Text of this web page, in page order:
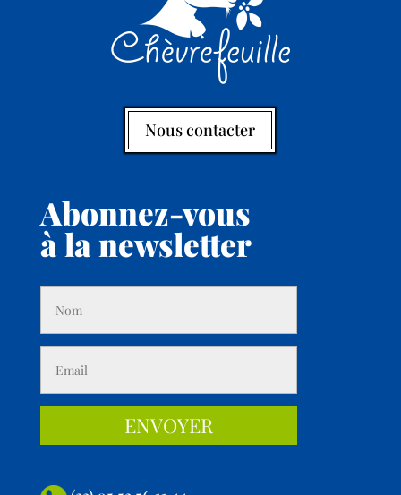
Nous contacter
Abonnez-vous
à la newsletter